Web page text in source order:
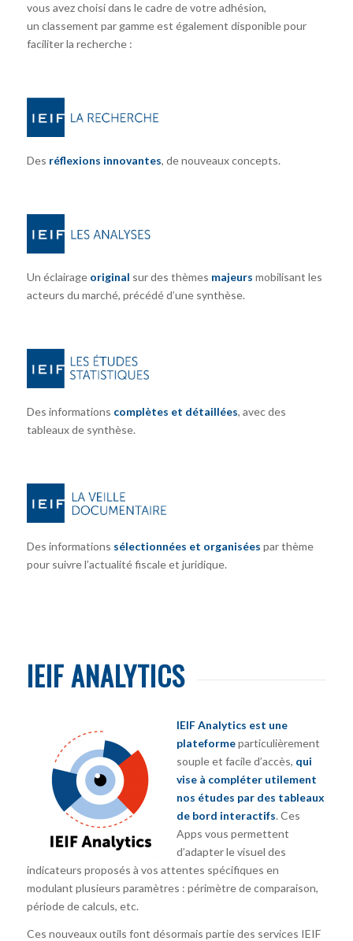
vous avez choisi dans le cadre de votre adhésion,
un classement par gamme est également disponible pour
faciliter la recherche :
Des réflexions innovantes, de nouveaux concepts.
Un éclairage original sur des thèmes majeurs mobilisant les
acteurs du marché, précédé d’une synthèse.
Des informations complètes et détaillées, avec des
tableaux de synthèse.
Des informations sélectionnées et organisées par thème
pour suivre l’actualité fiscale et juridique.
IEIF ANALYTICS
IEIF Analytics est une
plateformeparticulièrement
souple et facile d’accès, qui
vise à compléter utilement
nos études par des tableaux
de bord interactifs. Ces
Apps vous permettent
d’adapter le visuel des
indicateurs proposés à vos attentes spécifiques en
modulant plusieurs paramètres : périmètre de comparaison,
période de calculs, etc.
Ces nouveaux outils font désormais partie des services IEIF